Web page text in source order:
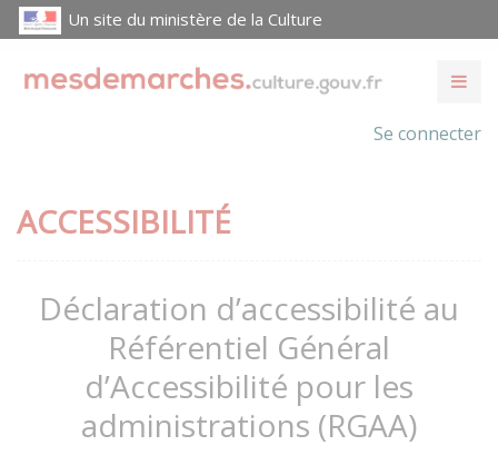
Un site du ministère de la Culture
Se connecter
ACCESSIBILITÉ
Déclaration d’accessibilité au
Référentiel Général
d’Accessibilité pour les
administrations (RGAA)